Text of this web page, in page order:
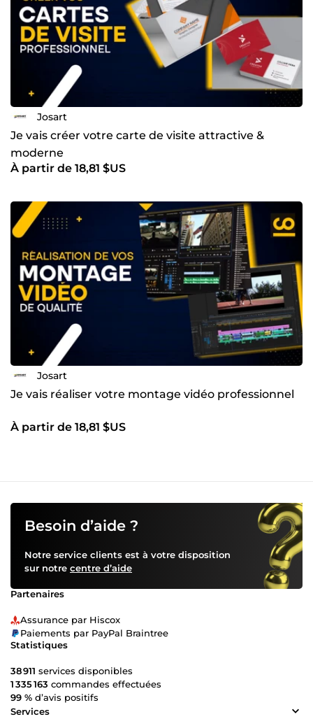
Josart
Je vais créer votre carte de visite attractive &
moderne
À partir de 18,81 $US
Josart
Je vais réaliser votre montage vidéo professionnel
À partir de 18,81 $US
Besoin d’aide ?
Notre service clients est à votre disposition
sur notre centre d’aide
Partenaires
Assurance par Hiscox
Paiements par PayPal Braintree
Statistiques
38 911 services disponibles
1 335 163 commandes effectuées
99 % d’avis positifs
Services